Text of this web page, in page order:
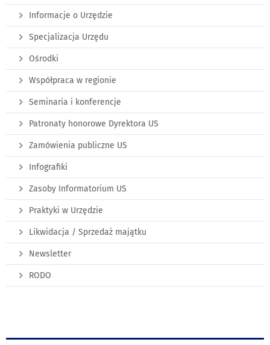
Informacje o Urzędzie
Specjalizacja Urzędu
Ośrodki
Współpraca w regionie
Seminaria i konferencje
Patronaty honorowe Dyrektora US
Zamówienia publiczne US
Infografiki
Zasoby Informatorium US
Praktyki w Urzędzie
Likwidacja / Sprzedaż majątku
Newsletter
RODO